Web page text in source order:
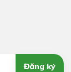
Đăng ký